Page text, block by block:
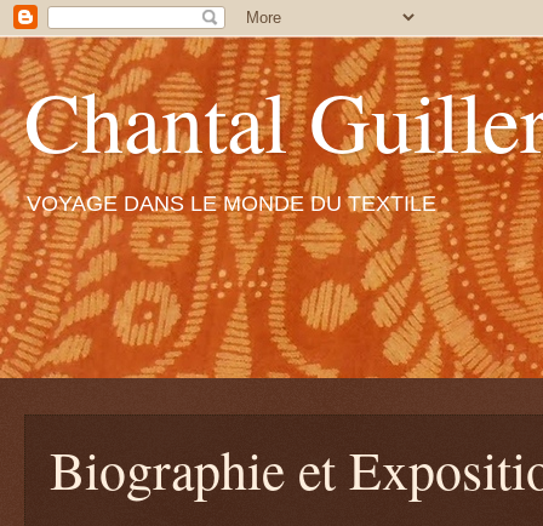
Chantal
VOYAGE DANS LE MONDE DU TEXTILE
Biographie et